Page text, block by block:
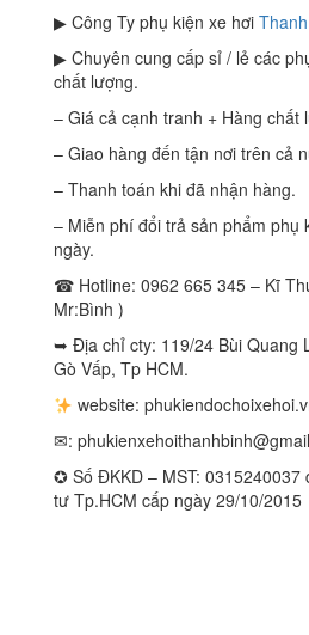
▶ Công Ty phụ kiện xe hơi
▶ Chuyên cung cấp sỉ / lẻ các
chất lượng.
– Giá cả cạnh tranh + Hàng chất
– Giao hàng đến tận nơi trên cả
– Thanh toán khi đã nhận hàng.
– Miễn phí đổi trả sản phẩm phụ
ngày.
☎ Hotline: 0962 665 345 – Kĩ
Mr:Bình )
➥ Địa chỉ cty: 119/24 Bùi Quang
Gò Vấp, Tp HCM.
website:
✉:
✪ Số ĐKKD – MST: 0315240037
tư Tp.HCM cấp ngày 29/10/2015